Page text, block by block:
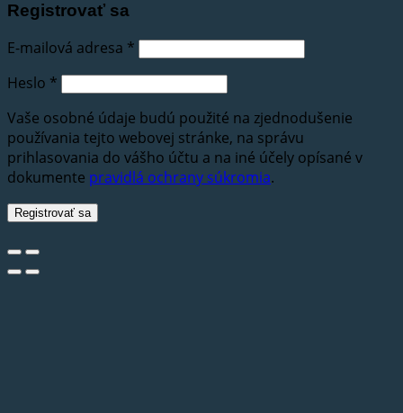
Registrovať sa
E-mailová adresa *
Heslo *
Vaše osobné údaje budú použité na zjednodušenie
používania tejto webovej stránke, na správu
prihlasovania do vášho účtu a na iné účely opísané v
dokumente pravidlá ochrany súkromia.
Registrovať sa